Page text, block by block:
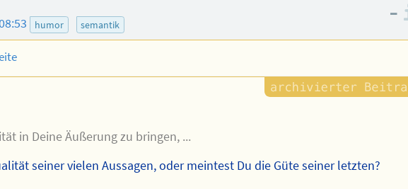
humor semantik
–
in Deine Äußerung zu bringen, ...
seiner vielen Aussagen, oder meintest Du die Güte seiner letzten?